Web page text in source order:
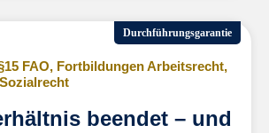
Durchführungsgarantie
FAO, Fortbildungen Arbeitsrecht,
beendet – und